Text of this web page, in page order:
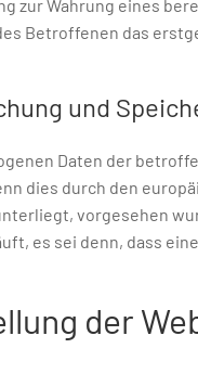
zur Wahrung eines
Betroffenen das
und
Daten der
dies durch den
vorgesehen
es sei denn, dass
der